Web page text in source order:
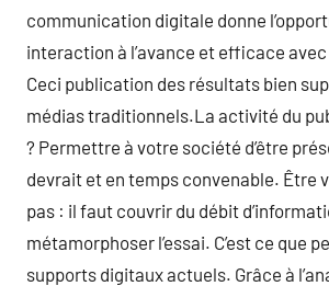
communication digitale donne
interaction à l’avance et efficace
Ceci publication des résultats bien
médias traditionnels.La activité du
? Permettre à votre société d’être
devrait et en temps convenable. Être
pas : il faut couvrir du débit
métamorphoser l’essai. C’est ce que
supports digitaux actuels. Grâce à